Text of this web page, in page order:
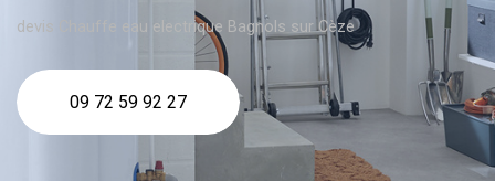
devis Chauffe eau electrique Bagnols sur Cèze
09 72 59 92 27